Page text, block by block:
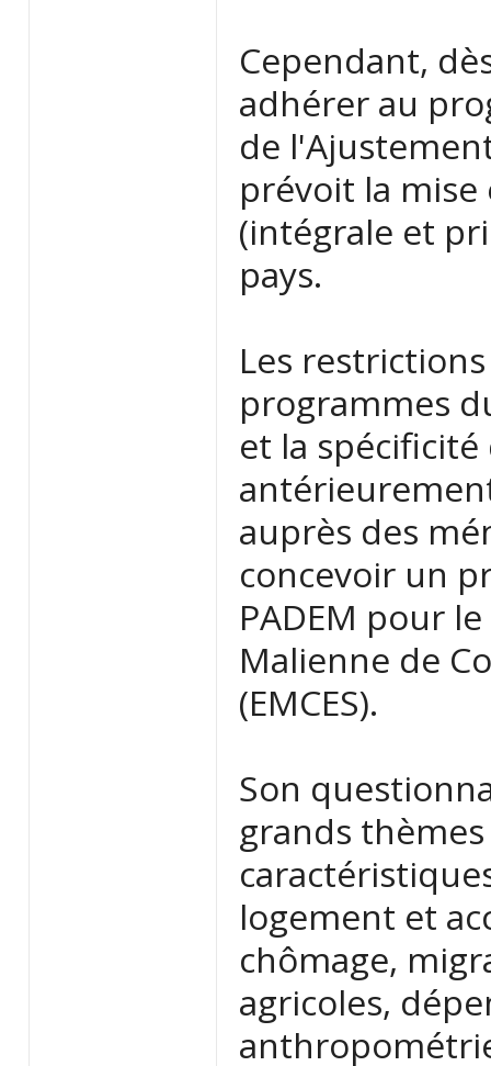
Cependant,
adhérer au
de
prévoit la
(intégrale et
pays.
Les
programmes
et la
auprès des
concevoir un
PADEM pour
Malienne de
(EMCES).
Son
grands
logement et
chômage,
agricoles,